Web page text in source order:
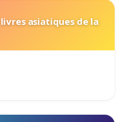
asiatiques de la